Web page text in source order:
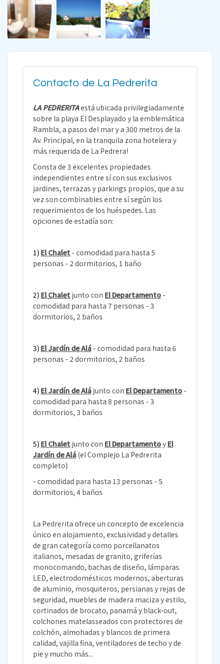
Contacto de La Pedrerita
LA PEDRERITAestá ubicada privilegiadamente
sobre la playa El Desplayado y la emblemática
Rambla, a pasos del mar y a 300 metros de la
Av. Principal, en la tranquila zona hotelera y
más requerida de La Pedrera!
Consta de 3 excelentes propiedades
independientes entre sí con sus exclusivos
jardines, terrazas y parkings propios, que a su
vez son combinables entre sí según los
requerimientos de los huéspedes. Las
opciones de estadía son:
1) El Chalet - comodidad para hasta 5
personas - 2 dormitorios, 1 baño
2) El Chalet junto con El Departamento -
comodidad para hasta 7 personas - 3
dormitorios, 2 baños
3) El Jardín de Alá - comodidad para hasta 6
personas - 2 dormitorios, 2 baños
4) El Jardín de Alá junto con El Departamento -
comodidad para hasta 8 personas - 3
dormitorios, 3 baños
5) El Chalet junto con El Departamentoy El
Jardín de Alá (el Complejo La Pedrerita
completo)
- comodidad para hasta 13 personas - 5
dormitorios, 4 baños
La Pedrerita ofrece un concepto de excelencia
único en alojamiento, exclusividad y detalles
de gran categoría como porcellanatos
italianos, mesadas de granito, griferías
monocomando, bachas de diseño, lámparas
LED, electrodomésticos modernos, aberturas
de aluminio, mosquiteros, persianas y rejas de
seguridad, muebles de madera maciza y estilo,
cortinados de brocato, panamá y black-out,
colchones matelasseados con protectores de
colchón, almohadas y blancos de primera
calidad, vajilla fina, ventiladores de techo y de
pie y mucho más...